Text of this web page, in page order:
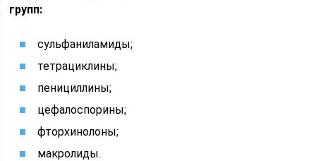
групп:
сульфаниламиды;
тетрациклины;
пенициллины;
цефалоспорины;
фторхинолоны;
макролиды.